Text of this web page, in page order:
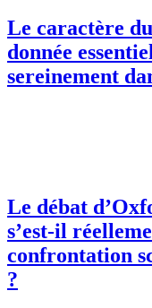
Le caractère
donnée
sereinement
Le débat
s’est-il
confrontation
?